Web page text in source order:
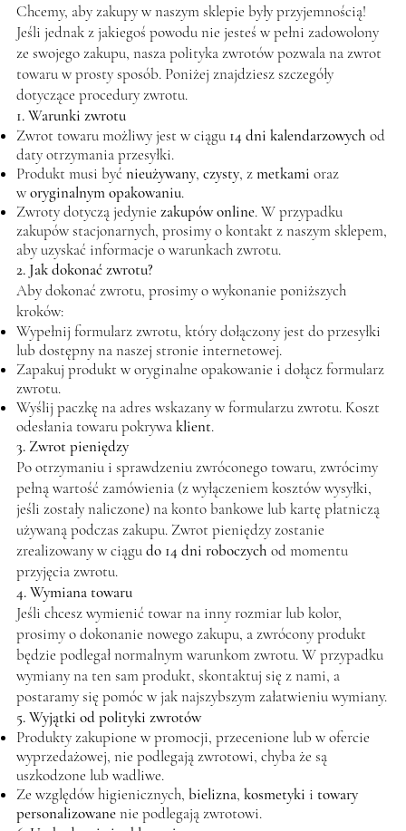
Chcemy, aby zakupy w naszym sklepie były przyjemnością!
Jeśli jednak z jakiegoś powodu nie jesteś w pełni zadowolony
ze swojego zakupu, nasza polityka zwrotów pozwala na zwrot
towaru w prosty sposób. Poniżej znajdziesz szczegóły
dotyczące procedury zwrotu.
1. Warunki zwrotu
Zwrot towaru możliwy jest w ciągu 14 dni kalendarzowych od
daty otrzymania przesyłki.
Produkt musi być nieużywany, czysty, zmetkami oraz
woryginalnym opakowaniu.
Zwroty dotyczą jedynie zakupów online. W przypadku
zakupów stacjonarnych, prosimy o kontakt z naszym sklepem,
aby uzyskać informacje o warunkach zwrotu.
2. Jak dokonać zwrotu?
Aby dokonać zwrotu, prosimy o wykonanie poniższych
kroków:
Wypełnij formularz zwrotu, który dołączony jest do przesyłki
lub dostępny na naszej stronie internetowej.
Zapakuj produkt w oryginalne opakowanie i dołącz formularz
zwrotu.
Wyślij paczkę na adres wskazany w formularzu zwrotu. Koszt
odesłania towaru pokrywaklient.
3. Zwrot pieniędzy
Po otrzymaniu i sprawdzeniu zwróconego towaru, zwrócimy
pełną wartość zamówienia (z wyłączeniem kosztów wysyłki,
jeśli zostały naliczone) na konto bankowe lub kartę płatniczą
używaną podczas zakupu. Zwrot pieniędzy zostanie
zrealizowany w ciągudo 14 dni roboczych od momentu
przyjęcia zwrotu.
4. Wymiana towaru
Jeśli chcesz wymienić towar na inny rozmiar lub kolor,
prosimy o dokonanie nowego zakupu, a zwrócony produkt
będzie podlegał normalnym warunkom zwrotu. W przypadku
wymiany na ten sam produkt, skontaktuj się z nami, a
postaramy się pomóc w jak najszybszym załatwieniu wymiany.
5. Wyjątki od polityki zwrotów
Produkty zakupione w promocji, przecenione lub w ofercie
wyprzedażowej, nie podlegają zwrotowi, chyba że są
uszkodzone lub wadliwe.
Ze względów higienicznych, bielizna, kosmetyki i towary
personalizowanenie podlegają zwrotowi.